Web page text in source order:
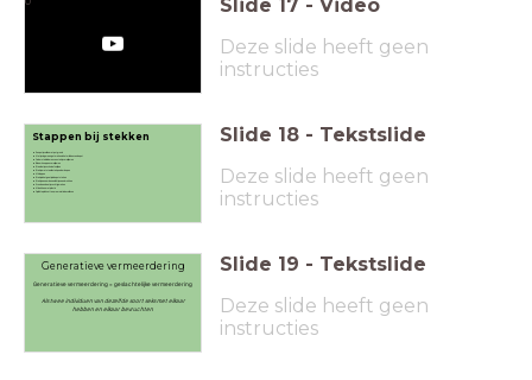
Slide 17 - Video
Deze slide heeft geen
instructies
Stappen bij stekken
Een potje vullen met potgrond
Met je vinger een gat maken in het midden van de pot
Onderste bladeren van stekje verwijderen
Bloemknoppen verwijderen
Steel netjes schuin afsnijden
Stekje met steel in stekpoeder dopen
Afkloppen
Stekje in het gaatje in de pot steken
Stekje aanaarden en lichtjes aandrukken
Grond een beetje vochtig maken
Afdekken met plastic
Op lichte plek zetten, maar niet in de volle zon
Slide 18 - Tekstslide
Deze slide heeft geen
instructies
Generatieve vermeerdering
Generatieve vermeerdering = geslachtelijke vermeerdering
Als twee individuen van dezelfde soort seks met elkaar
hebben en elkaar bevruchten
Slide 19 - Tekstslide
Deze slide heeft geen
instructies